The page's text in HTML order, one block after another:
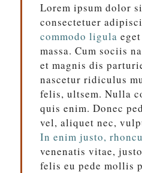
Lorem ipsum dolor
consectetuer
commodo ligula
massa. Cum sociis
et magnis dis
nascetur ridiculus
felis, ultsem. Nulla
quis enim. Donec
vel, aliquet nec,
In enim justo,
venenatis vitae,
felis eu pede mollis